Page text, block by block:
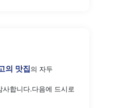
의 맛집의 자두
합니다.다음에 드시로